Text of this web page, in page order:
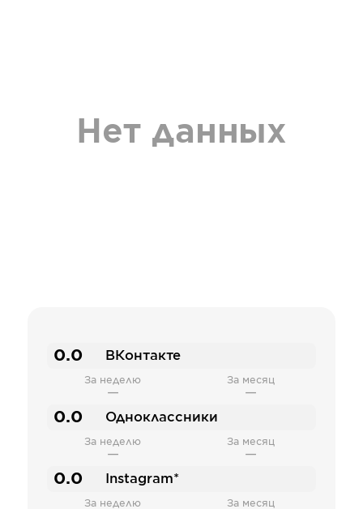
Нет данных
0.0 ВКонтакте
За неделю
—
За месяц
—
0.0 Одноклассники
За неделю
—
За месяц
—
0.0 Instagram*
За неделю За месяц